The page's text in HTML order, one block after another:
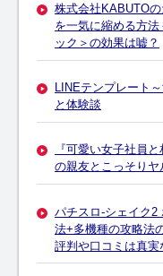
株式会社KABUTO
を一気に縮める方
ック＞の効果は嘘？
LINEテンプレート
と体験談
『可愛い女子社員
の親友とこっそりヤ
パチスロ-シェイク2
法+多機種の攻略法
評判や口コミは真実